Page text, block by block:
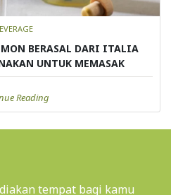
BERASAL DARI ITALIA
UNTUK MEMASAK
Reading
tempat bagi kamu